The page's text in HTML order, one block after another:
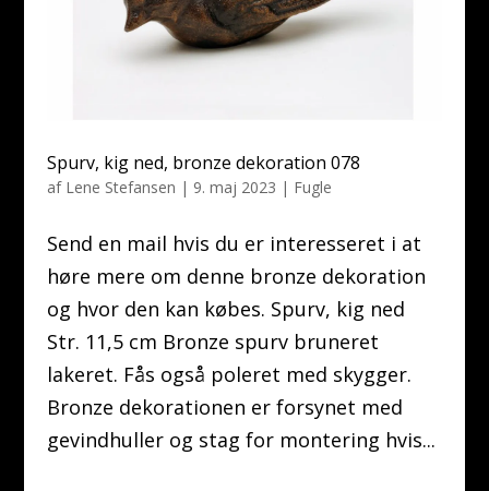
Spurv, kig ned, bronze dekoration 078
af Lene Stefansen | 9. maj 2023 | Fugle
Send en mail hvis du er interesseret i at
høre mere om denne bronze dekoration
og hvor den kan købes. Spurv, kig ned
Str. 11,5 cm Bronze spurv bruneret
lakeret. Fås også poleret med skygger.
Bronze dekorationen er forsynet med
gevindhuller og stag for montering hvis...